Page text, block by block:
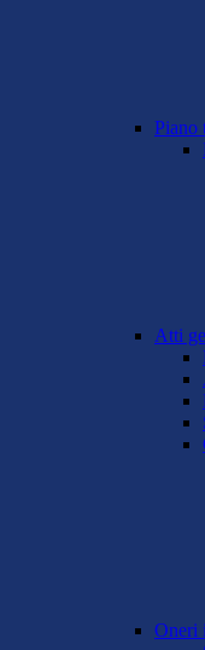
Piano
Atti
Oneri